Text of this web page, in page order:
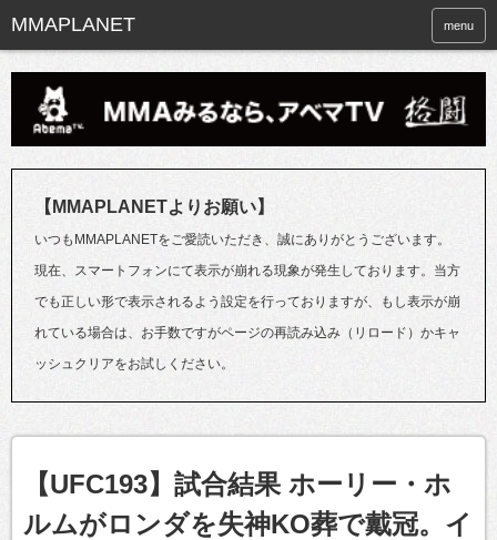
menu
【MMAPLANETよりお願い】
いつもMMAPLANETをご愛読いただき、誠にありがとうございます。
現在、スマートフォンにて表示が崩れる現象が発生しております。当方
でも正しい形で表示されるよう設定を行っておりますが、もし表示が崩
れている場合は、お手数ですがページの再読み込み（リロード）かキャ
ッシュクリアをお試しください。
【UFC193】試合結果 ホーリー・ホ
ルムがロンダを失神KO葬で戴冠。イ